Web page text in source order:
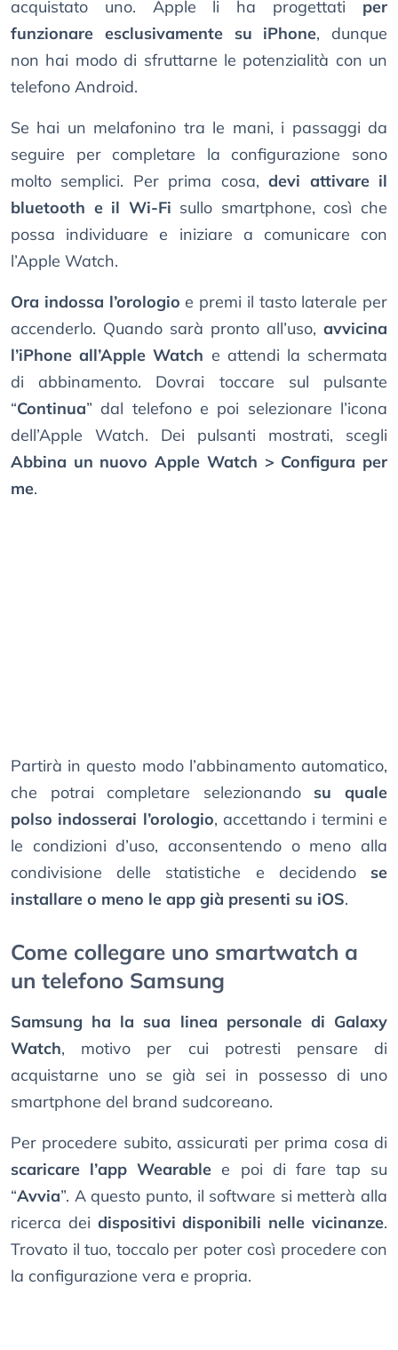
acquistato uno. Apple li ha progettati per
funzionare esclusivamente su iPhone, dunque
non hai modo di sfruttarne le potenzialità con un
telefono Android.
Se hai un melafonino tra le mani, i passaggi da
seguire per completare la configurazione sono
molto semplici. Per prima cosa,devi attivare il
bluetooth e il Wi-Fi sullo smartphone, così che
possa individuare e iniziare a comunicare con
l’Apple Watch.
Ora indossa l’orologio e premi il tasto laterale per
accenderlo. Quando sarà pronto all’uso, avvicina
l’iPhone all’Apple Watch e attendi la schermata
di abbinamento. Dovrai toccare sul pulsante
“Continua” dal telefono e poi selezionare l’icona
dell’Apple Watch. Dei pulsanti mostrati, scegli
Abbina un nuovo Apple Watch > Configura per
me.
Partirà in questo modo l’abbinamento automatico,
che potrai completare selezionando su quale
polso indosserai l’orologio, accettando i termini e
le condizioni d’uso, acconsentendo o meno alla
condivisione delle statistiche e decidendo se
installare o meno le app già presenti su iOS.
Come collegare uno smartwatch a
un telefono Samsung
Samsung ha la sua linea personale di Galaxy
Watch, motivo per cui potresti pensare di
acquistarne uno se già sei in possesso di uno
smartphone del brand sudcoreano.
Per procedere subito, assicurati per prima cosa di
scaricare l’app Wearable e poi di fare tap su
“Avvia”. A questo punto, il software si metterà alla
ricerca dei dispositivi disponibili nelle vicinanze.
Trovato il tuo, toccalo per poter così procedere con
la configurazione vera e propria.